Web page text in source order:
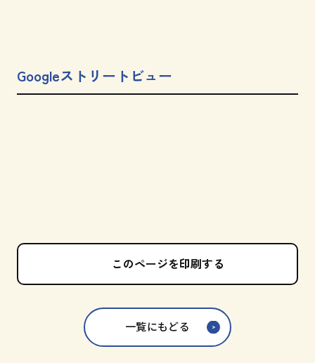
Googleストリートビュー
このページを印刷する
一覧にもどる